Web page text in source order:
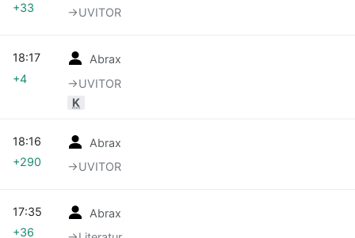
→‎UVITOR
+33
Abrax
→‎UVITOR
K
18:17
+4
Abrax
→‎UVITOR
18:16
+290
Abrax
17:35
+36